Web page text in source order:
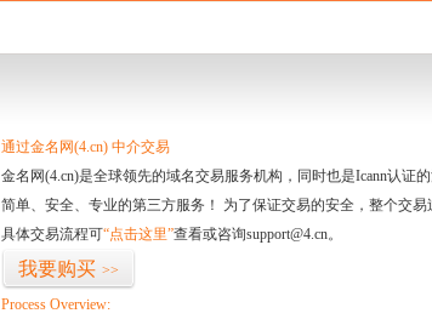
通过金名网(4.cn) 中介交易
金名网(4.cn)是全球领先的域名交易服务机构，同时也是Icann认
简单、安全、专业的第三方服务！ 为了保证交易的安全，整个交易
具体交易流程可“点击这里”查看或咨询support@4.cn。
我要购买 >>
Process Overview: